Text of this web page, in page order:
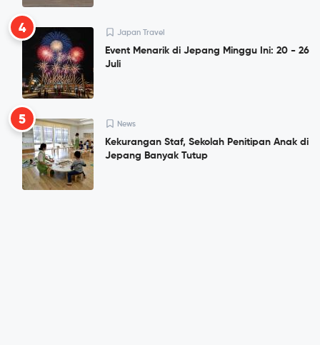
4 Japan Travel
Event Menarik di Jepang Minggu Ini: 20 - 26
Juli
5 News
Kekurangan Staf, Sekolah Penitipan Anak di
Jepang Banyak Tutup